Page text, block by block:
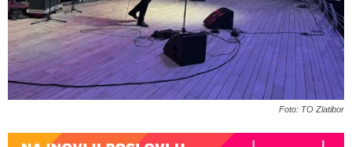
Foto: TO Zlatibor